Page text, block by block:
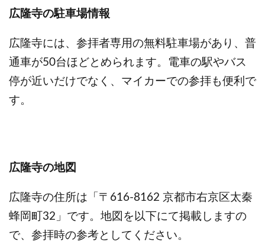
広隆寺の駐車場情報
広隆寺には、参拝者専用の無料駐車場があり、普
通車が50台ほどとめられます。電車の駅やバス
停が近いだけでなく、マイカーでの参拝も便利で
す。
広隆寺の地図
広隆寺の住所は「〒616-8162 京都市右京区太秦
蜂岡町32」です。地図を以下にて掲載しますの
で、参拝時の参考としてください。